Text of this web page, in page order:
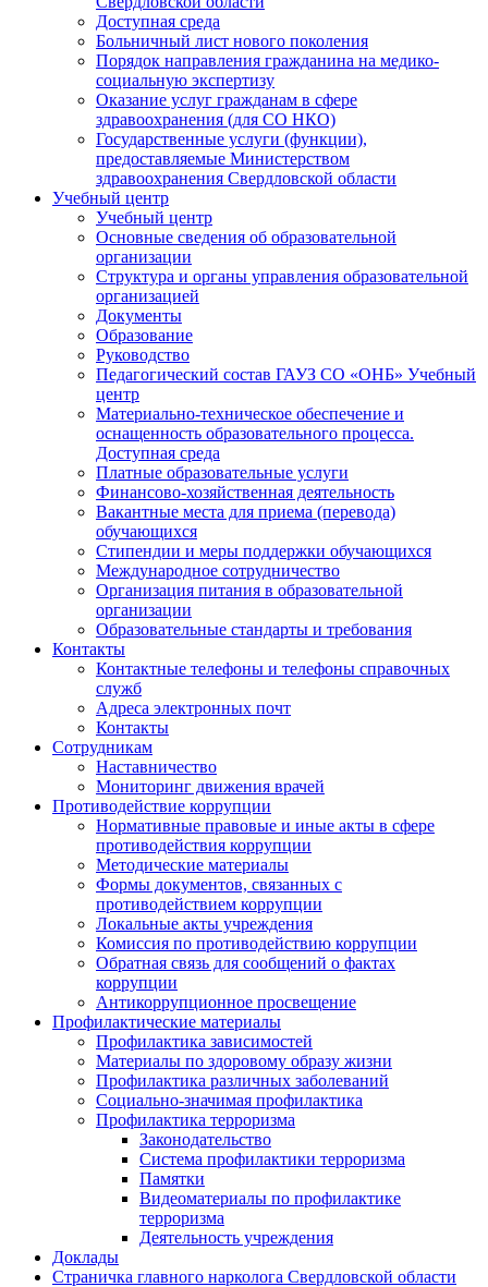
Доступная среда
Больничный лист нового поколения
Порядок направления гражданина на медико-
социальную экспертизу
Оказание услуг гражданам в сфере
здравоохранения (для СО НКО)
Государственные услуги (функции),
предоставляемые Министерством
здравоохранения Свердловской области
Учебный центр
Учебный центр
Основные сведения об образовательной
организации
Структура и органы управления образовательной
организацией
Документы
Образование
Руководство
Педагогический состав ГАУЗ СО «ОНБ» Учебный
центр
Материально-техническое обеспечение и
оснащенность образовательного процесса.
Доступная среда
Платные образовательные услуги
Финансово-хозяйственная деятельность
Вакантные места для приема (перевода)
обучающихся
Стипендии и меры поддержки обучающихся
Международное сотрудничество
Организация питания в образовательной
организации
Образовательные стандарты и требования
Контакты
Контактные телефоны и телефоны справочных
служб
Адреса электронных почт
Контакты
Сотрудникам
Наставничество
Мониторинг движения врачей
Противодействие коррупции
Нормативные правовые и иные акты в сфере
противодействия коррупции
Методические материалы
Формы документов, связанных с
противодействием коррупции
Локальные акты учреждения
Комиссия по противодействию коррупции
Обратная связь для сообщений о фактах
коррупции
Антикоррупционное просвещение
Профилактические материалы
Профилактика зависимостей
Материалы по здоровому образу жизни
Профилактика различных заболеваний
Социально-значимая профилактика
Профилактика терроризма
Законодательство
Система профилактики терроризма
Памятки
Видеоматериалы по профилактике
терроризма
Деятельность учреждения
Доклады
Страничка главного нарколога Свердловской области